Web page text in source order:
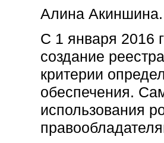
Алина Акиншина.
С 1 января 2016
создание
критерии
обеспечения.
использования